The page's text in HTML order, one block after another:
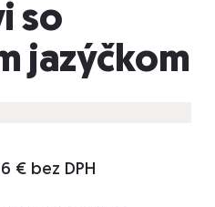
so
jazýčkom
€ bez DPH